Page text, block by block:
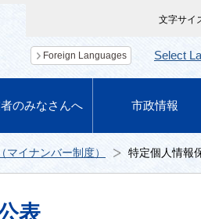
のみなさんへ 市政情報
文字サイ
Foreign Languages Select
イナンバー制度） 特定個人情報
表